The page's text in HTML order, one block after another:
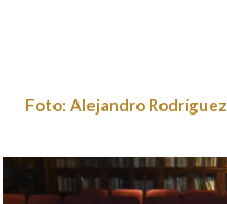
Foto: Alejandro Rodríguez